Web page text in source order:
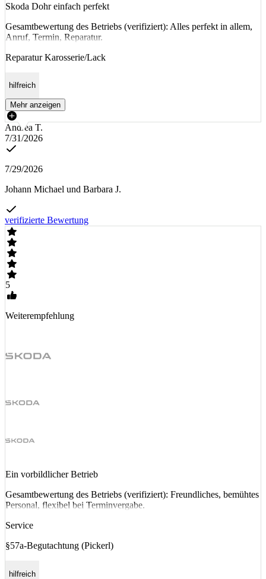
Skoda Dohr einfach perfekt
Gesamtbewertung des Betriebs (verifiziert): Alles perfekt in allem,
Anruf, Termin, Reparatur.
Reparatur Karosserie/Lack
hilfreich
Mehr anzeigen
Andrea T.
7/31/2026
7/29/2026
Johann Michael und Barbara J.
verifizierte Bewertung
5
Weiterempfehlung
Ein vorbildlicher Betrieb
Gesamtbewertung des Betriebs (verifiziert): Freundliches, bemühtes
Personal, flexibel bei Terminvergabe.
Service
§57a-Begutachtung (Pickerl)
hilfreich